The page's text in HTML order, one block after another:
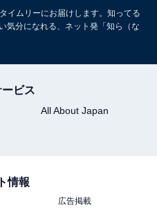
イムリーにお届けします。知ってる
気分になれる、ネット発「知ら（な
ビス
All About Japan
情報
広告掲載